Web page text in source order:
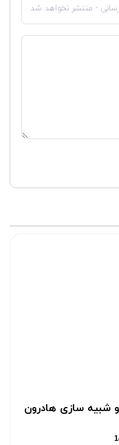
شبیه سازی هادرون